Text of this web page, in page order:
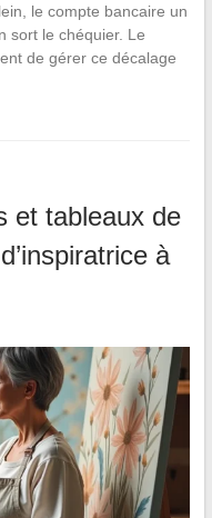
le compte bancaire un
sort le chéquier. Le
de gérer ce décalage
et tableaux de
à